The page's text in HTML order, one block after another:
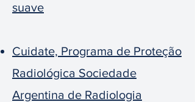
suave
Cuidate, Programa de Proteção
Radiológica Sociedade
Argentina de Radiologia